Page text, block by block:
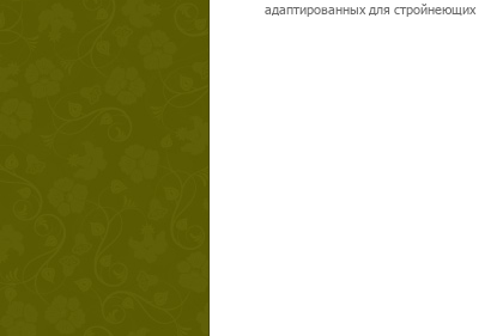
адаптированных для стройнеющих